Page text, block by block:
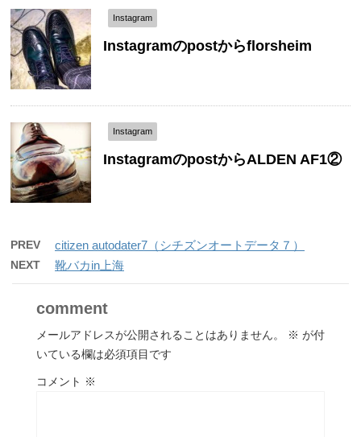
Instagram
Instagramのpostからflorsheim
Instagram
InstagramのpostからALDEN AF1②
PREV citizen autodater7（シチズンオートデータ７）
NEXT 靴バカin上海
comment
メールアドレスが公開されることはありません。 ※ が付
いている欄は必須項目です
コメント ※